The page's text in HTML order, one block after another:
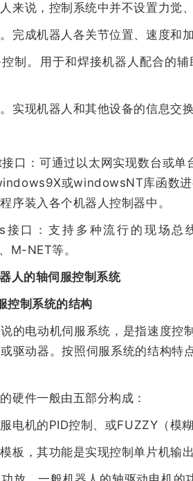
来说，控制系统中并不设置力觉
成机器人各关节位置、速度和加
。用于和焊接机器人配合的辅
现机器人和其他设备的信息交换
：可通过以太网实现数台或单
或windowsNT库函数
序装入各个机器人控制器中。
：支持多种流行的现场总
M-NET等。
人的轴伺服控制系统
控制系统的结构
电动机伺服系统，是指速度控
驱动器。按照伺服系统的结构特
件一般由五部分构成：
机的PID控制、或FUZZY（模糊
，其功能是实现控制单片机输